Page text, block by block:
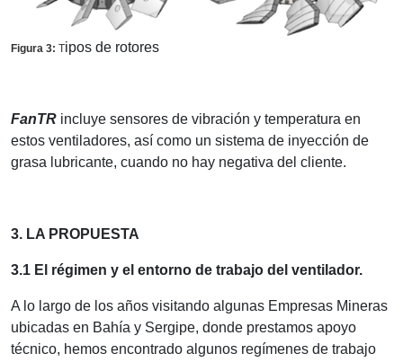
Figura 3: Tipos de rotores
FanTR incluye sensores de vibración y temperatura en
estos ventiladores, así como un sistema de inyección de
grasa lubricante, cuando no hay negativa del cliente.
3. LA PROPUESTA
3.1 El régimen y el entorno de trabajo del ventilador.
A lo largo de los años visitando algunas Empresas Mineras
ubicadas en Bahía y Sergipe, donde prestamos apoyo
técnico, hemos encontrado algunos regímenes de trabajo